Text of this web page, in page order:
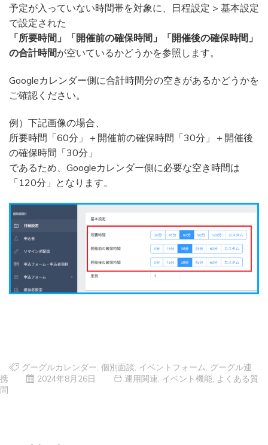
予定が入っていない時間帯を対象に、日程設定 > 基本設定
で設定された
「所要時間」「開催前の確保時間」「開催後の確保時間」
の合計時間が空いているかどうかを参照します。
Googleカレンダー側に合計時間分の空きがあるかどうかを
ご確認ください。
例）下記画像の場合、
所要時間「60分」＋開催前の確保時間「30分」＋開催後
の確保時間「30分」
であるため、Googleカレンダー側に必要な空き時間は
「120分」となります。
グーグルカレンダー, 個別面談, イベントフォーム, グーグル連
携
2024年8月26日 運用関連, イベント機能, よくある質
問